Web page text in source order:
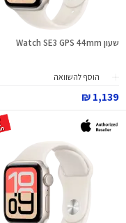
שעון Watch SE3 GPS 44mm
הוסף להשוואה
1,139 ₪